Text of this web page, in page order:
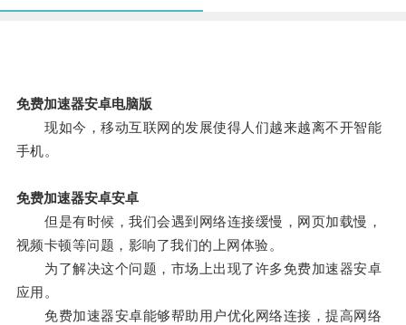
免费加速器安卓电脑版
现如今，移动互联网的发展使得人们越来越离不开智能
手机。
免费加速器安卓安卓
但是有时候，我们会遇到网络连接缓慢，网页加载慢，
视频卡顿等问题，影响了我们的上网体验。
为了解决这个问题，市场上出现了许多免费加速器安卓
应用。
免费加速器安卓能够帮助用户优化网络连接，提高网络